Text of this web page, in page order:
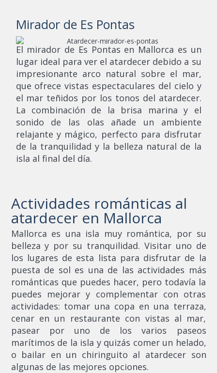
Mirador de Es Pontas
El mirador de Es Pontas en Mallorca es un
lugar ideal para ver el atardecer debido a su
impresionante arco natural sobre el mar,
que ofrece vistas espectaculares del cielo y
el mar teñidos por los tonos del atardecer.
La combinación de la brisa marina y el
sonido de las olas añade un ambiente
relajante y mágico, perfecto para disfrutar
de la tranquilidad y la belleza natural de la
isla al final del día.
Actividades románticas al
atardecer en Mallorca
Mallorca es una isla muy romántica, por su
belleza y por su tranquilidad. Visitar uno de
los lugares de esta lista para disfrutar de la
puesta de sol es una de las actividades más
románticas que puedes hacer, pero todavía la
puedes mejorar y complementar con otras
actividades: tomar una copa en una terraza,
cenar en un restaurante con vistas al mar,
pasear por uno de los varios paseos
marítimos de la isla y quizás comer un helado,
o bailar en un chiringuito al atardecer son
algunas de las mejores opciones.